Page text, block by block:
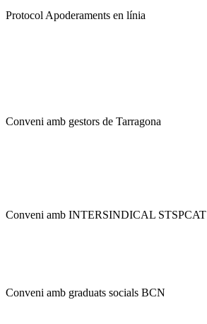
Protocol Apoderaments en línia
Conveni amb gestors de Tarragona
Conveni amb INTERSINDICAL STSPCAT
Conveni amb graduats socials BCN